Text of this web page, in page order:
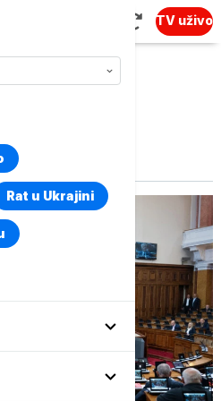
TV uživo
Rat u Ukrajini